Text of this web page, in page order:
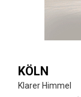
KÖLN
Klarer Himmel